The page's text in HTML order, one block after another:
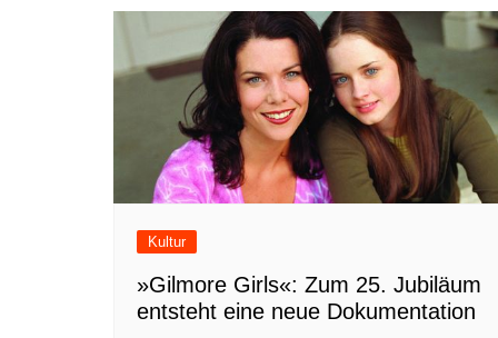
Kultur
»Gilmore Girls«: Zum 25. Jubiläum
entsteht eine neue Dokumentation